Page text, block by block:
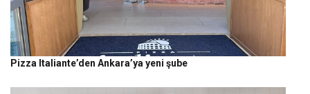
Pizza Italiante’den Ankara’ya yeni şube